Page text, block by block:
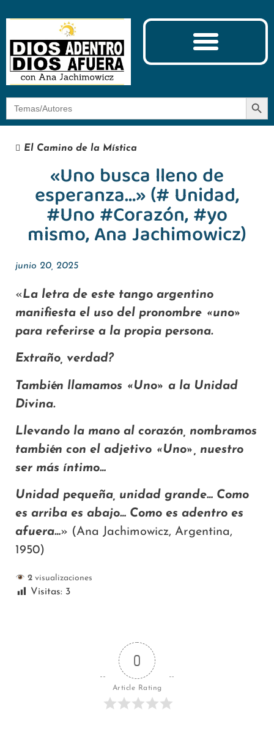
Botón
El Camino de la Mística
«Uno busca lleno de
esperanza…» (# Unidad,
#Uno #Corazón, #yo
mismo, Ana Jachimowicz)
junio 20, 2025
«La letra de este tango argentino
manifiesta el uso del pronombre «uno»
para referirse a la propia persona.
Extraño, verdad?
También llamamos «Uno» a la Unidad
Divina.
Llevando la mano al corazón, nombramos
también con el adjetivo «Uno», nuestro
ser más íntimo…
Unidad pequeña, unidad grande… Como
es arriba es abajo… Como es adentro es
afuera…» (Ana Jachimowicz, Argentina,
1950)
2visualizaciones
Visitas: 3
0
Article Rating